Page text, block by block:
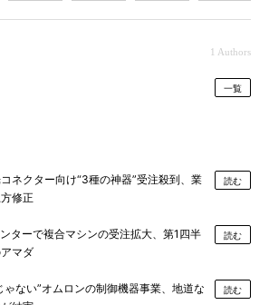
1 Authors
一覧
ネクター向け“3種の神器”受注殺到、業
修正
読む
ターで複合マシンの受注拡大、第1四半
マダ
読む
ゃない”オムロンの制御機器事業、地道な
読む